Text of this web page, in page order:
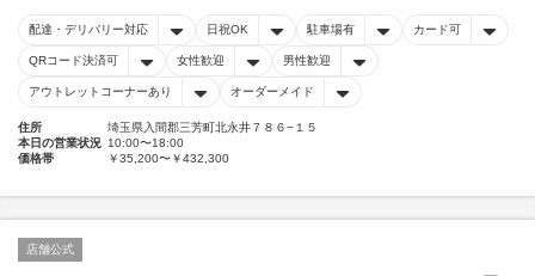
配達・デリバリー対応 日祝OK 駐車場有 カード可
QRコード決済可 女性歓迎 男性歓迎
アウトレットコーナーあり オーダーメイド
住所
埼玉県入間郡三芳町北永井７８６−１５
本日の営業状況 10:00〜18:00
価格帯
￥35,200〜￥432,300
店舗公式